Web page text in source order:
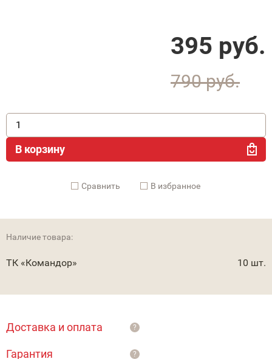
395 руб.
790руб.
В корзину
Cравнить В избранное
Наличие товара:
ТК «Командор» 10 шт.
Доставка и оплата ?
Гарантия ?